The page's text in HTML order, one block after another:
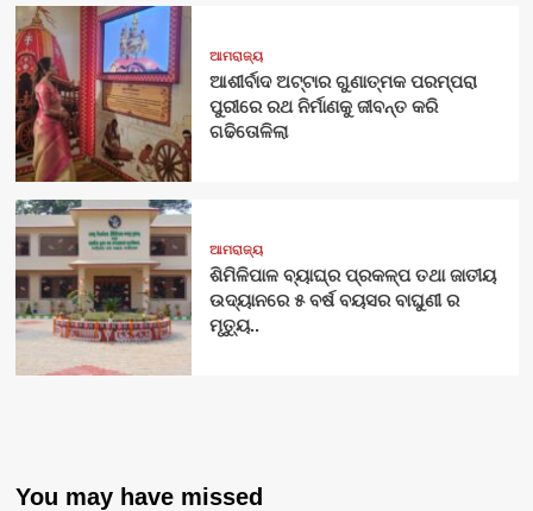
ଆମରାଜ୍ୟ
ଆଶୀର୍ବାଦ ଅଟ୍ଟାର ଗୁଣାତ୍ମକ ପରମ୍ପରା
ପୁରୀରେ ରଥ ନିର୍ମାଣକୁ ଜୀବନ୍ତ କରି
ଗଢିତୋଳିଲା
ଆମରାଜ୍ୟ
ଶିମିଳିପାଳ ବ୍ୟାଘ୍ର ପ୍ରକଳ୍ପ ତଥା ଜାତୀୟ
ଉଦ୍ୟାନରେ ୫ ବର୍ଷ ବୟସର ବାଘୁଣୀ ର
ମୃତ୍ୟୁ..
You may have missed